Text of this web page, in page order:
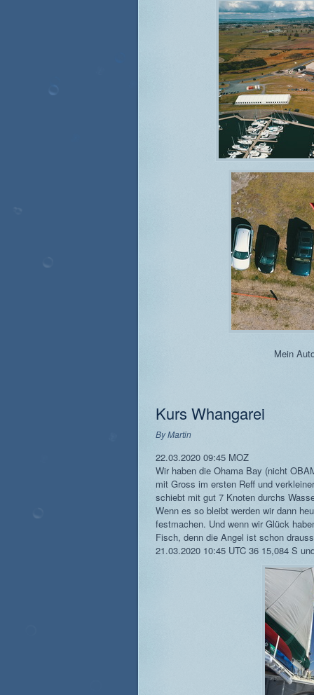
Mein
Kurs Whangarei
ByMartin
22.03.2020 09:45 MOZ
Wir haben die Ohama Bay (nicht
mit Gross im ersten Reff und
schiebt mit gut 7 Knoten durchs
Wenn es so bleibt werden wir dann
festmachen. Und wenn wir Glück
Fisch, denn die Angel ist schon
21.03.2020 10:45 UTC 36 15,084 S